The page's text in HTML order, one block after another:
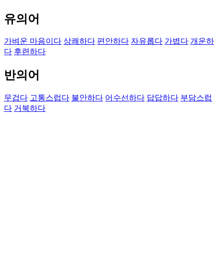
유의어
가벼운 마음이다 상쾌하다 편안하다 자유롭다 가볍다 개운하
다 후련하다
반의어
무겁다 고통스럽다 불안하다 어수선하다 답답하다 부담스럽
다 거북하다